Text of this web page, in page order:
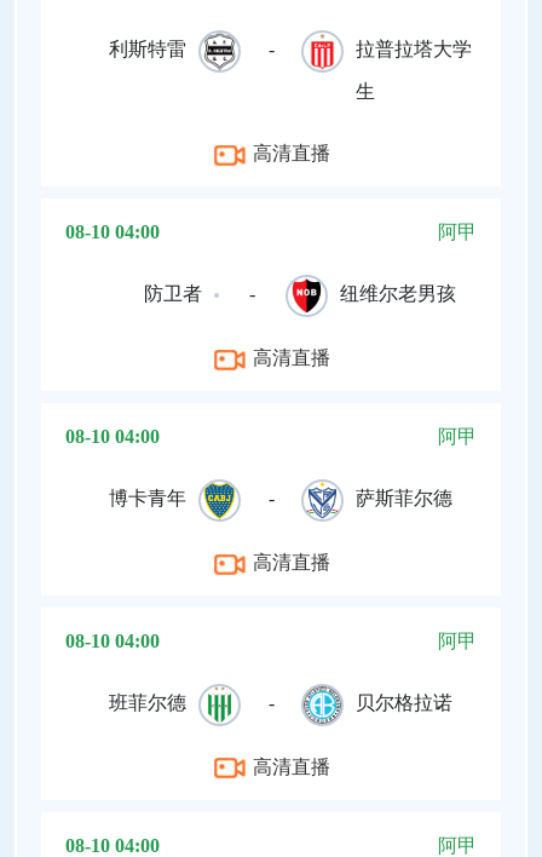
利斯特雷 - 拉普拉塔大学
生
高清直播
08-10 04:00 阿甲
防卫者 - 纽维尔老男孩
高清直播
08-10 04:00 阿甲
博卡青年 - 萨斯菲尔德
高清直播
08-10 04:00 阿甲
班菲尔德 - 贝尔格拉诺
高清直播
08-10 04:00 阿甲